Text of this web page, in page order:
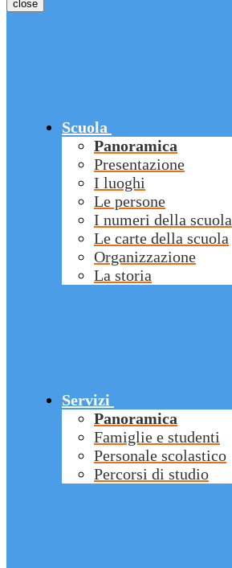
close
Scuola
Panoramica
Presentazione
I luoghi
Le persone
I numeri della scuola
Le carte della scuola
Organizzazione
La storia
Servizi
Panoramica
Famiglie e studenti
Personale scolastico
Percorsi di studio